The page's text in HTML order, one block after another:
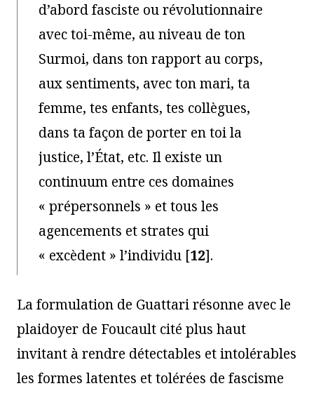
d’abord fasciste ou révolutionnaire
avec toi-même, au niveau de ton
Surmoi, dans ton rapport au corps,
aux sentiments, avec ton mari, ta
femme, tes enfants, tes collègues,
dans ta façon de porter en toi la
justice, l’État, etc. Il existe un
continuum entre ces domaines
« prépersonnels » et tous les
agencements et strates qui
« excèdent » l’individu [12].
La formulation de Guattari résonne avec le
plaidoyer de Foucault cité plus haut
invitant à rendre détectables et intolérables
les formes latentes et tolérées de fascisme